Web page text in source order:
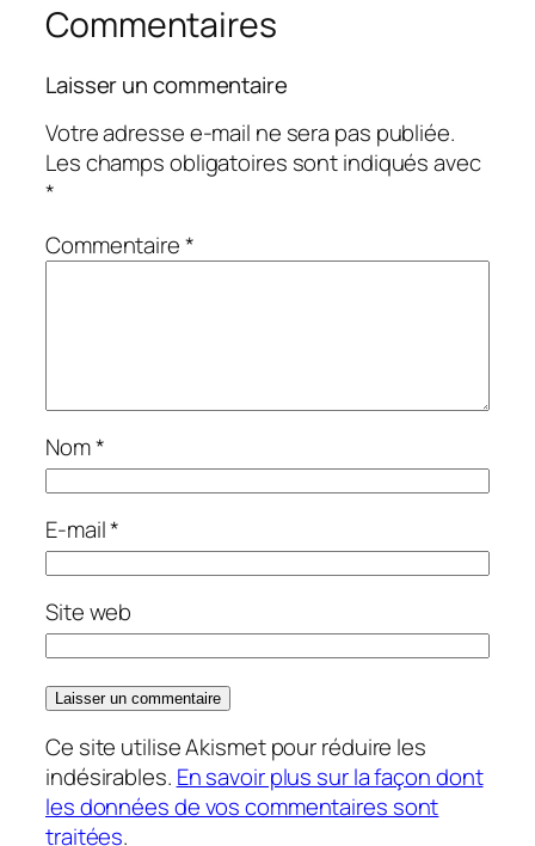
Commentaires
Laisser un commentaire
Votre adresse e-mail ne sera pas publiée.
Les champs obligatoires sont indiqués avec
*
Commentaire*
Nom*
E-mail*
Site web
Ce site utilise Akismet pour réduire les
indésirables. En savoir plus sur la façon dont
les données de vos commentaires sont
traitées.